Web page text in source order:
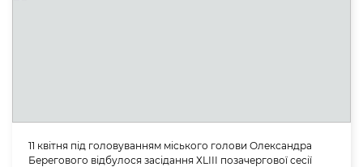
11 квітня під головуванням міського голови Олександра
Берегового відбулося засідання ХLІІI позачергової сесії